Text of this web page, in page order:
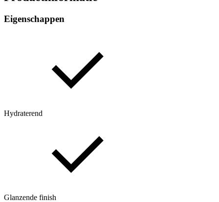
Eigenschappen
Hydraterend
Glanzende finish